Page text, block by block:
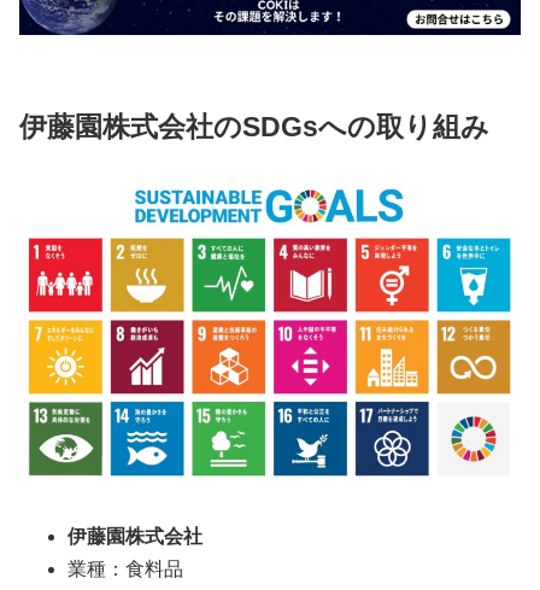
伊藤園株式会社のSDGsへの取り組み
伊藤園株式会社
業種：食料品